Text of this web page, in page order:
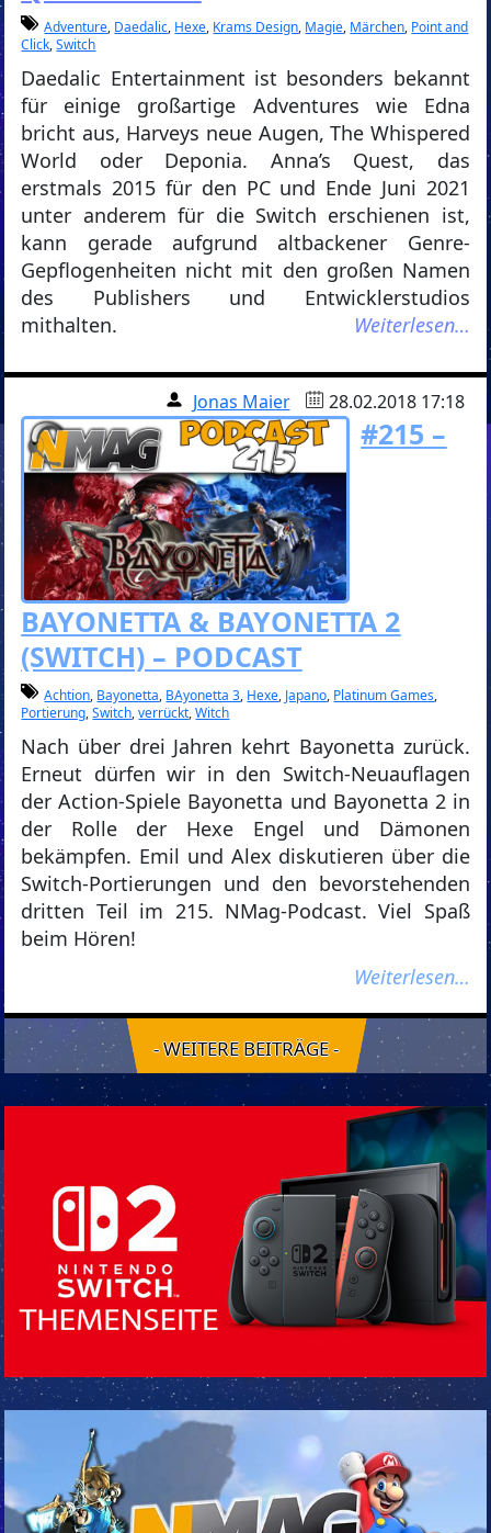
Adventure, Daedalic, Hexe, Krams Design, Magie, Märchen, Point and
Click,Switch
Daedalic Entertainment ist besonders bekannt
für einige großartige Adventures wie Edna
bricht aus, Harveys neue Augen, The Whispered
World oder Deponia. Anna’s Quest, das
erstmals 2015 für den PC und Ende Juni 2021
unter anderem für die Switch erschienen ist,
kann gerade aufgrund altbackener Genre-
Gepflogenheiten nicht mit den großen Namen
des Publishers und Entwicklerstudios
mithalten.
Weiterlesen…
Jonas Maier 28.02.2018 17:18
#215 –
BAYONETTA & BAYONETTA 2
(SWITCH) – PODCAST
Achtion, Bayonetta, BAyonetta 3, Hexe, Japano, Platinum Games,
Portierung,Switch,verrückt,Witch
Nach über drei Jahren kehrt Bayonetta zurück.
Erneut dürfen wir in den Switch-Neuauflagen
der Action-Spiele Bayonetta und Bayonetta 2 in
der Rolle der Hexe Engel und Dämonen
bekämpfen. Emil und Alex diskutieren über die
Switch-Portierungen und den bevorstehenden
dritten Teil im 215. NMag-Podcast. Viel Spaß
beim Hören!
Weiterlesen…
- WEITERE BEITRÄGE -